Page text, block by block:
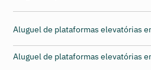
Aluguel de plataformas elevatórias
Aluguel de plataformas elevatórias